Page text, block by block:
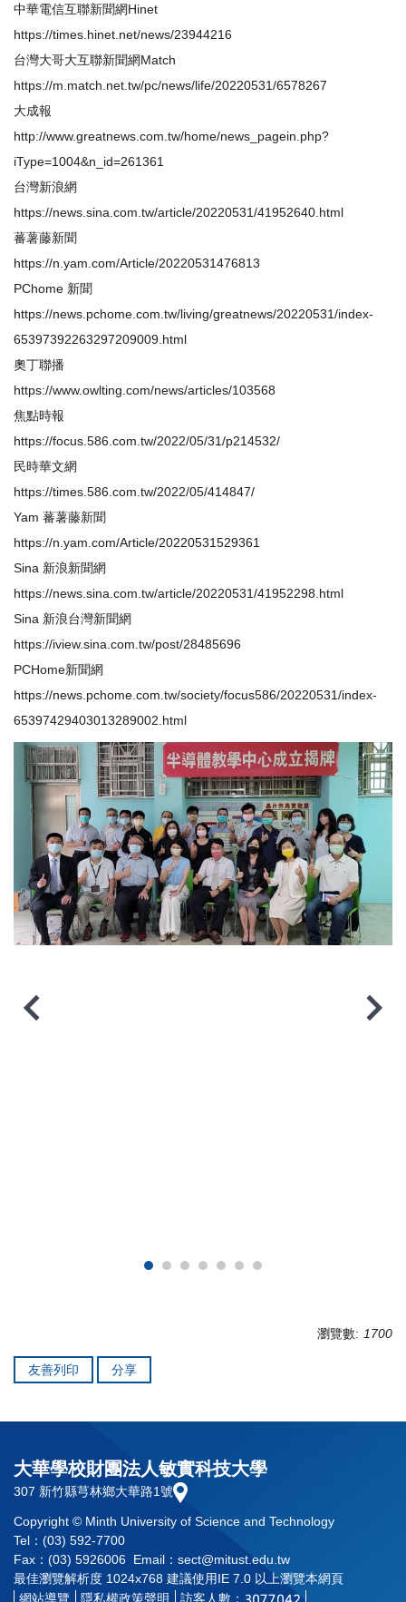
中華電信互聯新聞網Hinet
https://times.hinet.net/news/23944216
台灣大哥大互聯新聞網Match
https://m.match.net.tw/pc/news/life/20220531/6578267
大成報
http://www.greatnews.com.tw/home/news_pagein.php?
iType=1004&n_id=261361
台灣新浪網
https://news.sina.com.tw/article/20220531/41952640.html
蕃薯藤新聞
https://n.yam.com/Article/20220531476813
PChome 新聞
https://news.pchome.com.tw/living/greatnews/20220531/index-
65397392263297209009.html
奧丁聯播
https://www.owlting.com/news/articles/103568
焦點時報
https://focus.586.com.tw/2022/05/31/p214532/
民時華文網
https://times.586.com.tw/2022/05/414847/
Yam 蕃薯藤新聞
https://n.yam.com/Article/20220531529361
Sina 新浪新聞網
https://news.sina.com.tw/article/20220531/41952298.html
Sina 新浪台灣新聞網
https://iview.sina.com.tw/post/28485696
PCHome新聞網
https://news.pchome.com.tw/society/focus586/20220531/index-
65397429403013289002.html
瀏覽數: 1700
友善列印 分享
大華學校財團法人敏實科技大學
307 新竹縣芎林鄉大華路1號
Copyright © Minth University of Science and Technology
Tel：(03) 592-7700
Fax：(03) 5926006 Email：sect@mitust.edu.tw
最佳瀏覽解析度 1024x768 建議使用IE 7.0 以上瀏覽本網頁
網站導覽
隱私權政策聲明 訪客人數：